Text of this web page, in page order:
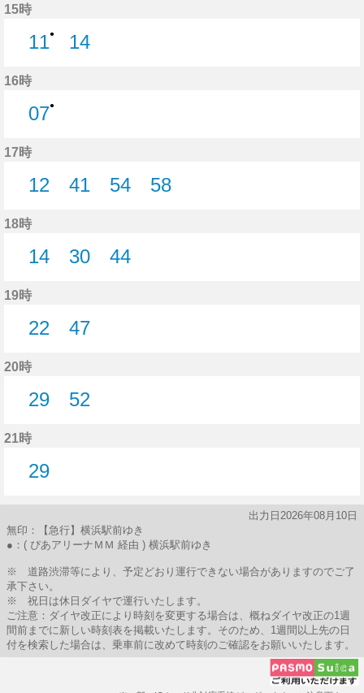
15時
11●
14
16時
07●
17時
12
41
54
58
18時
14
30
44
19時
22
47
20時
29
52
21時
29
出力日2026年08月10日
無印：【急行】横浜駅前ゆき
●：( ぴあアリーナＭＭ 経由 ) 横浜駅前ゆき
※ 道路渋滞等により、予定どおり運行できない場合がありますのでご了
承下さい。
※ 祝日は休日ダイヤで運行いたします。
ご注意：ダイヤ改正により時刻を変更する場合は、概ねダイヤ改正の1週
間前までに新しい時刻表を掲載いたします。そのため、1週間以上先の日
付を検索した場合は、乗車前に改めて時刻のご確認をお願いいたします。